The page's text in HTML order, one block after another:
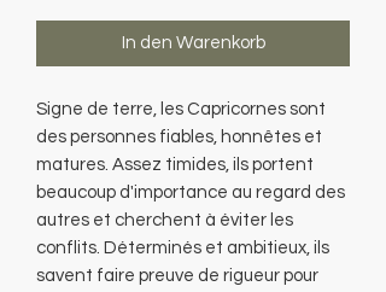
In den Warenkorb
Signe de terre, les Capricornes sont
des personnes fiables, honnêtes et
matures. Assez timides, ils portent
beaucoup d'importance au regard des
autres et cherchent à éviter les
conflits. Déterminés et ambitieux, ils
savent faire preuve de rigueur pour